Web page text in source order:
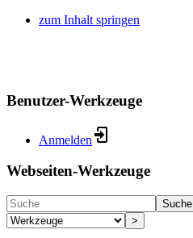
zum Inhalt springen
Benutzer-Werkzeuge
Anmelden
Webseiten-Werkzeuge
Suche
>